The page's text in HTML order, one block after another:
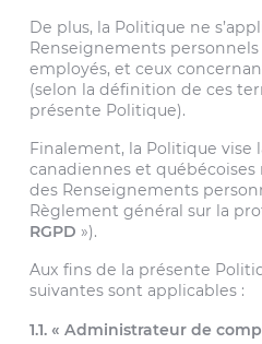
De plus, la Politique ne
Renseignements
employés, et ceux
(selon la définition de ces
présente Politique).
Finalement, la Politique vise
canadiennes et
des Renseignements
Règlement général sur la
RGPD »).
Aux fins de la présente
suivantes sont applicables :
1.1. « Administrateur de